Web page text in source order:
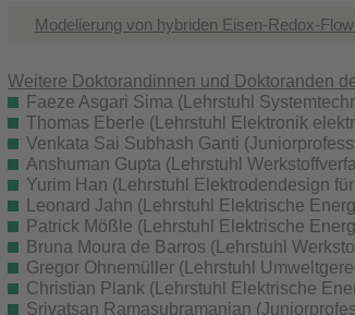
Modelierung von hybriden Eisen-Redox-
Weitere Doktorandinnen und Doktoranden
Faeze Asgari Sima (Lehrstuhl
Thomas Eberle (Lehrstuhl Elektronik
Venkata Sai Subhash Ganti
Anshuman Gupta (Lehrstuhl
Yurim Han (Lehrstuhl Elektrodendesign
Leonard Jahn (Lehrstuhl Elektrische
Patrick Mößle (Lehrstuhl Elektrische
Bruna Moura de Barros (Lehrstuhl
Gregor Ohnemüller (Lehrstuhl
Christian Plank (Lehrstuhl Elektrische
Srivatsan Ramasubramanian